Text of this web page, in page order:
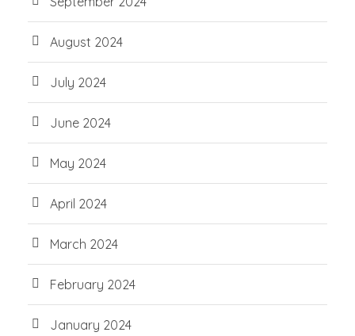
August 2024
July 2024
June 2024
May 2024
April 2024
March 2024
February 2024
January 2024